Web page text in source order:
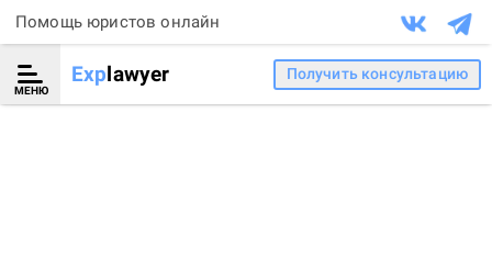
Помощь юристов онлайн
МЕНЮ
Explawyer Получить консультацию